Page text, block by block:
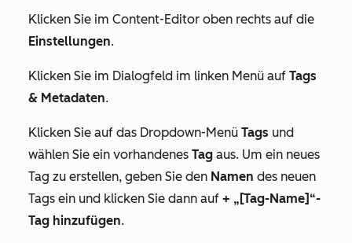
Klicken Sie im Content-Editor oben rechts auf die
Einstellungen.
Klicken Sie im Dialogfeld im linken Menü auf Tags
& Metadaten.
Klicken Sie auf das Dropdown-Menü Tags und
wählen Sie ein vorhandenes Tag aus. Um ein neues
Tag zu erstellen, geben Sie den Namen des neuen
Tags ein und klicken Sie dann auf + „[Tag-Name]“-
Tag hinzufügen.